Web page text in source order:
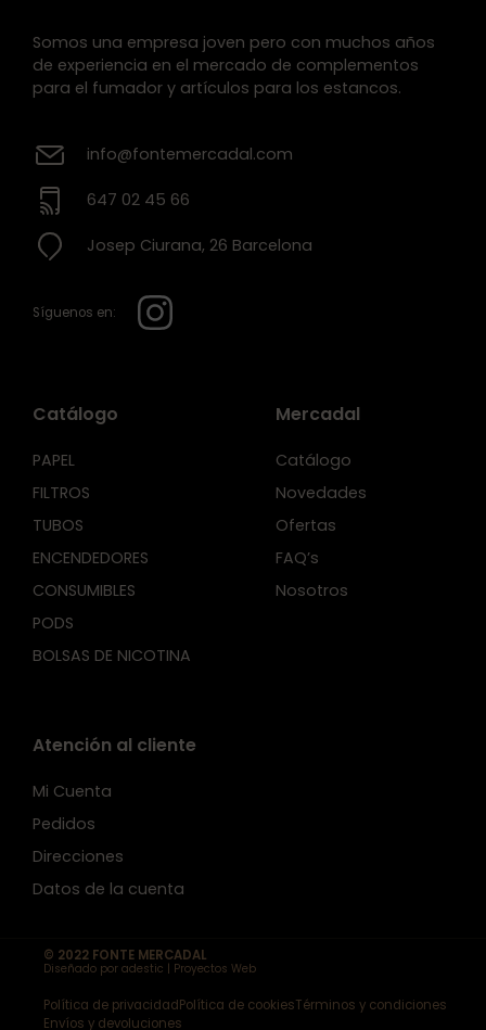
Somos una empresa joven pero con muchos años
de experiencia en el mercado de complementos
para el fumador y artículos para los estancos.
info@fontemercadal.com
647 02 45 66
Josep Ciurana, 26 Barcelona
Síguenos en:
Catálogo
PAPEL
FILTROS
TUBOS
ENCENDEDORES
CONSUMIBLES
PODS
BOLSAS DE NICOTINA
Mercadal
Catálogo
Novedades
Ofertas
FAQ’s
Nosotros
Atención al cliente
Mi Cuenta
Pedidos
Direcciones
Datos de la cuenta
© 2022 FONTE MERCADAL
Diseñado por adestic | Proyectos Web
Política de privacidadPolítica de cookiesTérminos y condiciones
Envíos y devoluciones